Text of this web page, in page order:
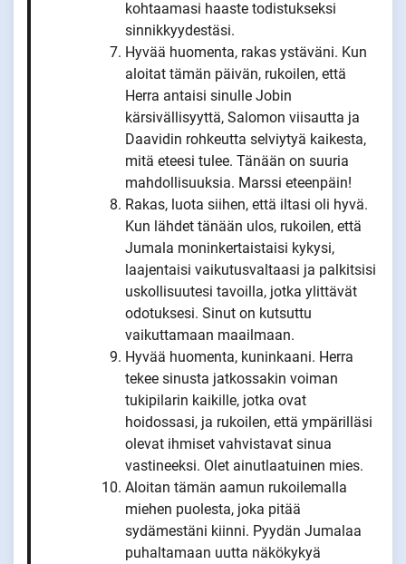
kohtaamasi haaste todistukseksi
sinnikkyydestäsi.
Hyvää huomenta, rakas ystäväni. Kun
aloitat tämän päivän, rukoilen, että
Herra antaisi sinulle Jobin
kärsivällisyyttä, Salomon viisautta ja
Daavidin rohkeutta selviytyä kaikesta,
mitä eteesi tulee. Tänään on suuria
mahdollisuuksia. Marssi eteenpäin!
Rakas, luota siihen, että iltasi oli hyvä.
Kun lähdet tänään ulos, rukoilen, että
Jumala moninkertaistaisi kykysi,
laajentaisi vaikutusvaltaasi ja palkitsisi
uskollisuutesi tavoilla, jotka ylittävät
odotuksesi. Sinut on kutsuttu
vaikuttamaan maailmaan.
Hyvää huomenta, kuninkaani. Herra
tekee sinusta jatkossakin voiman
tukipilarin kaikille, jotka ovat
hoidossasi, ja rukoilen, että ympärilläsi
olevat ihmiset vahvistavat sinua
vastineeksi. Olet ainutlaatuinen mies.
Aloitan tämän aamun rukoilemalla
miehen puolesta, joka pitää
sydämestäni kiinni. Pyydän Jumalaa
puhaltamaan uutta näkökykyä